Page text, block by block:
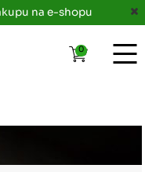
na e-shopu
0